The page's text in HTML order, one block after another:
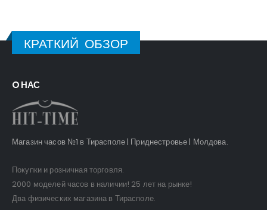
КРАТКИЙ ОБЗОР
O НАС
Магазин часов №1 в Тирасполе | Приднестровье | Молдова.
Покупки и розничная торговля.
2000 моделей часов в наличии! 25 лет на рынке!
Два физических магазина в Тирасполе.